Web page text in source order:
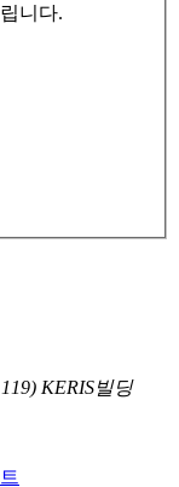
니다.
KERIS빌딩